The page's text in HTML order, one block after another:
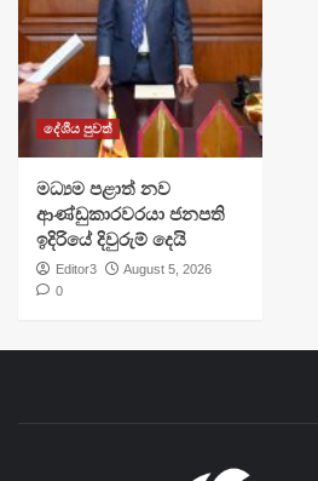
දේශීය පුවත්
මධ්‍යම පළාත් නව
ආණ්ඩුකාරවරයා ජනපති
ඉදිරියේ දිවුරුම් දෙයි
Editor3
August 5, 2026
0